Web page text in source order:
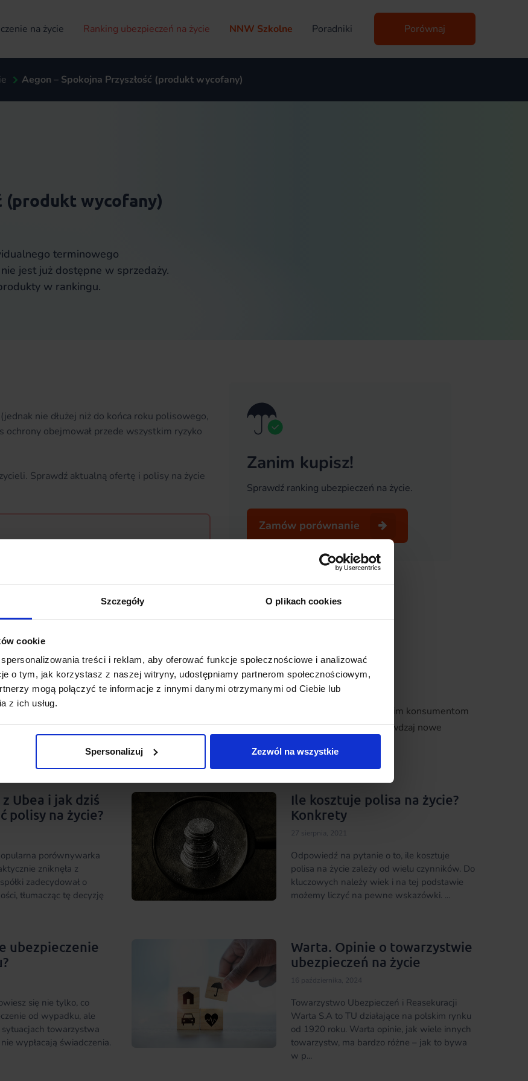
Szczegóły O plikach cookies
cookie
treści i reklam, aby oferować funkcje społecznościowe i analizować
o tym, jak korzystasz z naszej witryny, udostępniamy partnerom społecznościowym,
mogą połączyć te informacje z innymi danymi otrzymanymi od Ciebie lub
z ich usług.
Spersonalizuj Zezwól na wszystkie
na życie Ranking ubezpieczeń na życie NNW Szkolne Poradniki Porównaj
Aegon – Spokojna Przyszłość (produkt wycofany)
(produkt wycofany)
terminowego
jest już dostępne w sprzedaży.
w rankingu.
nie dłużej niż do końca roku polisowego,
ochrony obejmował przede wszystkim ryzyko
Sprawdź aktualną ofertę i polisy na życie
2024 roku) podkreśla, że warunki
produkt Aegon Spokojna Przyszłość nie
Zanim kupisz!
Sprawdź ranking ubezpieczeń na życie.
Zamów porównanie
Dokładamy starań, aby w przystępny i rzeczowy sposób przybliżyć wszystkim konsumentom
problematykę ubezpieczeń na życie. Zaglądaj więc do nas regularnie i sprawdzaj nowe
z Ubea i jak dziś
polisy na życie?
porównywarka
zniknęła z
zadecydował o
tłumacząc tę decyzję
Ile kosztuje polisa na życie?
Konkrety
27 sierpnia, 2021
Odpowiedź na pytanie o to, ile kosztuje
polisa na życie zależy od wielu czynników. Do
kluczowych należy wiek i na tej podstawie
możemy liczyć na pewne wskazówki. ...
ubezpieczenie
się nie tylko, co
od wypadku, ale
towarzystwa
wypłacają świadczenia.
Warta. Opinie o towarzystwie
ubezpieczeń na życie
16 października, 2024
Towarzystwo Ubezpieczeń i Reasekuracji
Warta S.A to TU działające na polskim rynku
od 1920 roku. Warta opinie, jak wiele innych
towarzystw, ma bardzo różne – jak to bywa
w p...